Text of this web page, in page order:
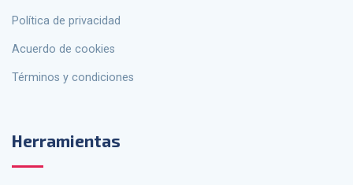
política de privacidad
Acuerdo de cookies
Términos y condiciones
Herramientas